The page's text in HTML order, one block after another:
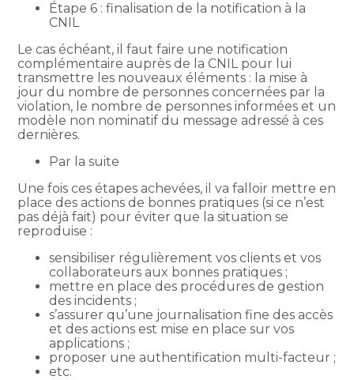
Étape 6 : finalisation de la notification à la
CNIL
Le cas échéant, il faut faire une notification
complémentaire auprès de la CNIL pour lui
transmettre les nouveaux éléments : la mise à
jour du nombre de personnes concernées par la
violation, le nombre de personnes informées et un
modèle non nominatif du message adressé à ces
dernières.
Par la suite
Une fois ces étapes achevées, il va falloir mettre en
place des actions de bonnes pratiques (si ce n’est
pas déjà fait) pour éviter que la situation se
reproduise :
sensibiliser régulièrement vos clients et vos
collaborateurs aux bonnes pratiques ;
mettre en place des procédures de gestion
des incidents ;
s’assurer qu’une journalisation fine des accès
et des actions est mise en place sur vos
applications ;
proposer une authentification multi-facteur ;
etc.